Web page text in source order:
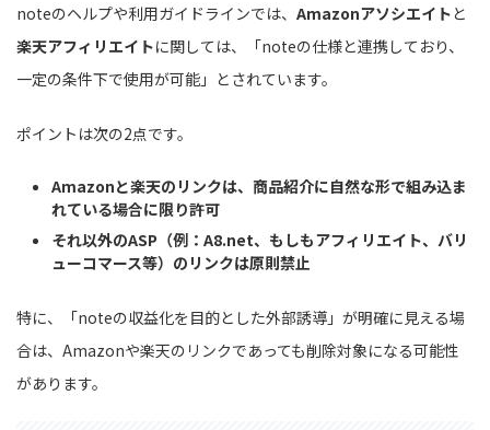
noteのヘルプや利用ガイドラインでは、 Amazonアソシエイトと
楽天アフィリエイトに関しては、「noteの仕様と連携しており、
一定の条件下で使用が可能」とされています。
ポイントは次の2点です。
Amazonと楽天のリンクは、商品紹介に自然な形で組み込ま
れている場合に限り許可
それ以外のASP（例：A8.net、もしもアフィリエイト、バリ
ューコマース等）のリンクは原則禁止
特に、「noteの収益化を目的とした外部誘導」が明確に見える場
合は、Amazonや楽天のリンクであっても削除対象になる可能性
があります。